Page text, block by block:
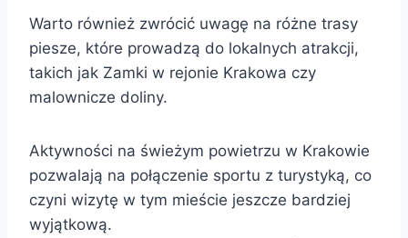
Warto również zwrócić uwagę na różne trasy
piesze, które prowadzą do lokalnych atrakcji,
takich jak Zamki w rejonie Krakowa czy
malownicze doliny.
Aktywności na świeżym powietrzu w Krakowie
pozwalają na połączenie sportu z turystyką, co
czyni wizytę w tym mieście jeszcze bardziej
wyjątkową.